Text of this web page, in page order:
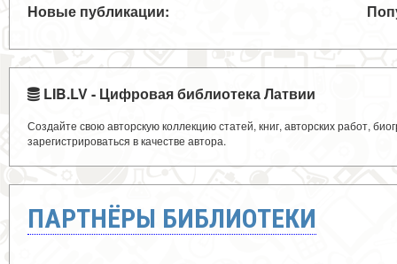
Новые публикации:
LIB.LV - Цифровая библиотека Латвии
Создайте свою авторскую коллекцию статей, книг, авторских работ,
зарегистрироваться в качестве автора.
ПАРТНЁРЫ БИБЛИОТЕКИ